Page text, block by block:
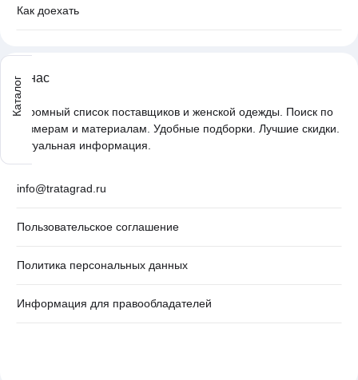
Как доехать
О нас
Огромный список поставщиков и женской одежды. Поиск по
размерам и материалам. Удобные подборки. Лучшие скидки.
Актуальная информация.
info@tratagrad.ru
Пользовательское соглашение
Политика персональных данных
Информация для правообладателей
Каталог